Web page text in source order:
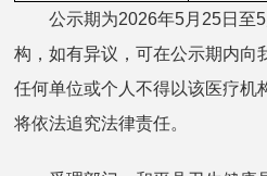
公示期为2026年5月25日至5
构，如有异议，可在公示期内向
任何单位或个人不得以该医疗机
将依法追究法律责任。